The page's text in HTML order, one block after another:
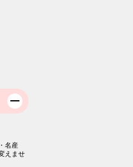
名産
えませ